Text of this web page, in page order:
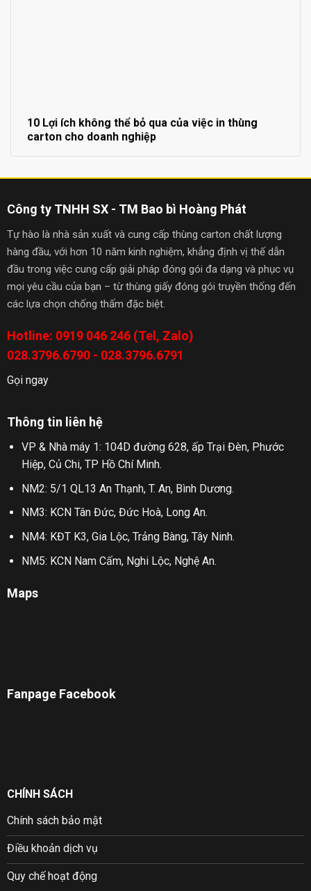
10 Lợi ích không thể bỏ qua của việc in thùng
carton cho doanh nghiệp
Công ty TNHH SX - TM Bao bì Hoàng Phát
Tự hào là nhà sản xuất và cung cấp thùng carton chất lượng
hàng đầu, với hơn 10 năm kinh nghiệm, khẳng định vị thế dẫn
đầu trong việc cung cấp giải pháp đóng gói đa dạng và phục vụ
mọi yêu cầu của bạn – từ thùng giấy đóng gói truyền thống đến
các lựa chọn chống thấm đặc biệt.
Hotline: 0919 046 246 (Tel, Zalo)
028.3796.6790 - 028.3796.6791
Gọi ngay
Thông tin liên hệ
VP & Nhà máy 1: 104D đường 628, ấp Trại Đèn, Phước
Hiệp, Củ Chi, TP Hồ Chí Minh.
NM2: 5/1 QL13 An Thạnh, T. An, Bình Dương.
NM3: KCN Tân Đức, Đức Hoà, Long An.
NM4: KĐT K3, Gia Lộc, Trảng Bàng, Tây Ninh.
NM5: KCN Nam Cấm, Nghi Lộc, Nghệ An.
Maps
Fanpage Facebook
CHÍNH SÁCH
Chính sách bảo mật
Điều khoản dịch vụ
Quy chế hoạt động